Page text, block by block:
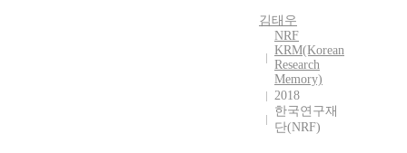
김태우
NRF
KRM(Korean
Research
Memory)
2018
한국연구재
단(NRF)